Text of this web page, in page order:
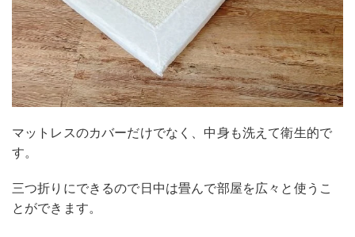
マットレスのカバーだけでなく、中身も洗えて衛生的で
す。
三つ折りにできるので日中は畳んで部屋を広々と使うこ
とができます。